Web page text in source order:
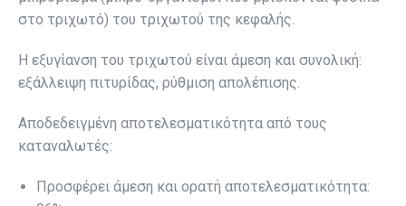
στο τριχωτό) του τριχωτού της κεφαλής.
Η εξυγίανση του τριχωτού είναι άμεση και συνολική:
εξάλλειψη πιτυρίδας, ρύθμιση απολέπισης.
Αποδεδειγμένη αποτελεσματικότητα από τους
καταναλωτές:
Προσφέρει άμεση και ορατή αποτελεσματικότητα: